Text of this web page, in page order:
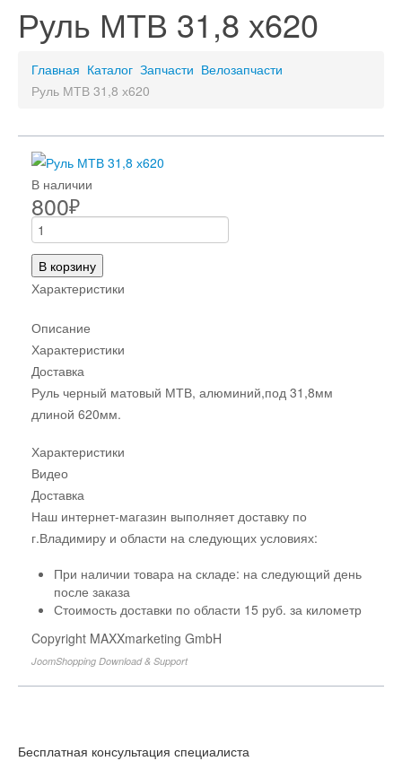
Руль МТВ 31,8 х620
Главная Каталог Запчасти Велозапчасти
Руль МТВ 31,8 х620
В наличии
800₽
В корзину
Характеристики
Описание
Характеристики
Доставка
Руль черный матовый МТВ, алюминий,под 31,8мм
длиной 620мм.
Характеристики
Видео
Доставка
Наш интернет-магазин выполняет доставку по
г.Владимиру и области на следующих условиях:
При наличии товара на складе: на следующий день
после заказа
Стоимость доставки по области 15 руб. за километр
Copyright MAXXmarketing GmbH
JoomShopping Download & Support
Бесплатная консультация специалиста